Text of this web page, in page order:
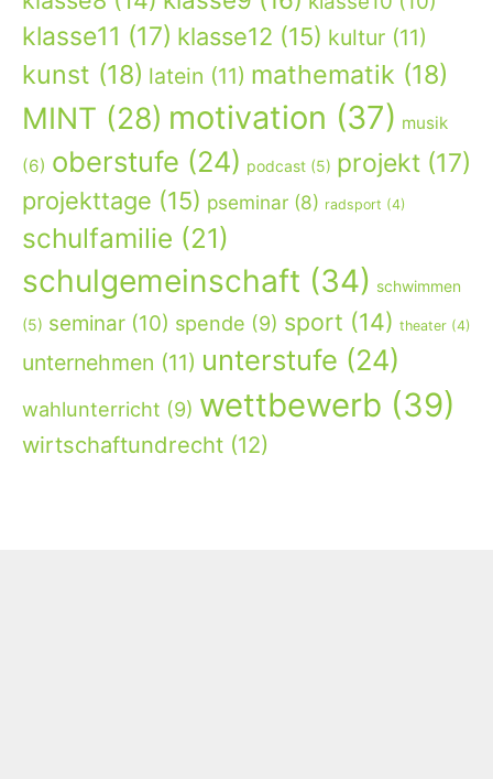
klasse11 (17) klasse12 (15) kultur (11)
kunst (18) latein (11) mathematik (18)
MINT (28) motivation (37) musik
(6) oberstufe (24) podcast (5) projekt (17)
projekttage (15) pseminar (8) radsport (4)
schulfamilie (21)
schulgemeinschaft (34) schwimmen
(5) seminar (10) spende (9) sport (14) theater (4)
unternehmen (11) unterstufe (24)
wahlunterricht (9) wettbewerb (39)
wirtschaftundrecht (12)